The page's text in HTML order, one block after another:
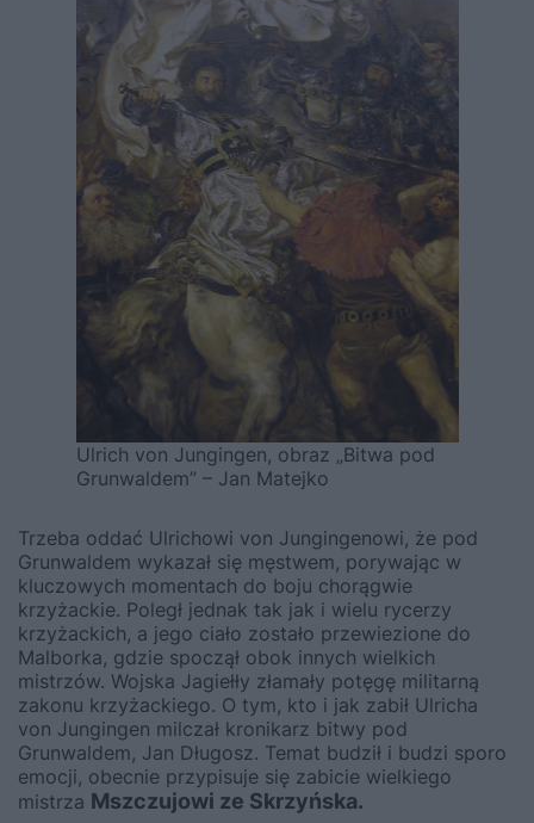
Ulrich von Jungingen, obraz „Bitwa pod
Grunwaldem” – Jan Matejko
Trzeba oddać Ulrichowi von Jungingenowi, że pod
Grunwaldem wykazał się męstwem, porywając w
kluczowych momentach do boju chorągwie
krzyżackie. Poległ jednak tak jak i wielu rycerzy
krzyżackich, a jego ciało zostało przewiezione do
Malborka, gdzie spoczął obok innych wielkich
mistrzów. Wojska Jagiełły złamały potęgę militarną
zakonu krzyżackiego. O tym, kto i jak zabił Ulricha
von Jungingen milczał kronikarz bitwy pod
Grunwaldem, Jan Długosz. Temat budził i budzi sporo
emocji, obecnie przypisuje się zabicie wielkiego
mistrza Mszczujowi ze Skrzyńska.